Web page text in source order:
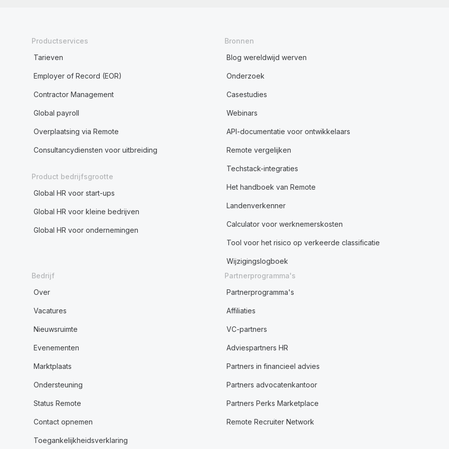
Productservices
Tarieven
Employer of Record (EOR)
Contractor Management
Global payroll
Overplaatsing via Remote
Consultancydiensten voor uitbreiding
Product bedrijfsgrootte
Global HR voor start-ups
Global HR voor kleine bedrijven
Global HR voor ondernemingen
Bronnen
Blog wereldwijd werven
Onderzoek
Casestudies
Webinars
API-documentatie voor ontwikkelaars
Remote vergelijken
Techstack-integraties
Het handboek van Remote
Landenverkenner
Calculator voor werknemerskosten
Tool voor het risico op verkeerde classificatie
Wijzigingslogboek
Bedrijf
Over
Vacatures
Nieuwsruimte
Evenementen
Marktplaats
Ondersteuning
Status Remote
Contact opnemen
Toegankelijkheidsverklaring
Partnerprogramma's
Partnerprogramma's
Affiliaties
VC-partners
Adviespartners HR
Partners in financieel advies
Partners advocatenkantoor
Partners Perks Marketplace
Remote Recruiter Network